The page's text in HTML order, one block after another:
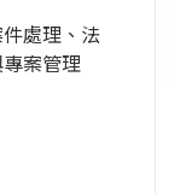
處理、法
案管理